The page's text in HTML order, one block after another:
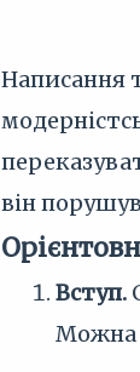
Написання
він
Вступ.
Можна